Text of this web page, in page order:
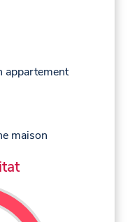
appartement
maison